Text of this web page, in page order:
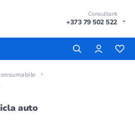
Consultant
+373 79 502 522
auto